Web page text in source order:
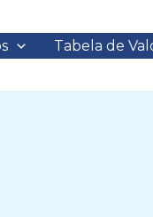
Tabela de